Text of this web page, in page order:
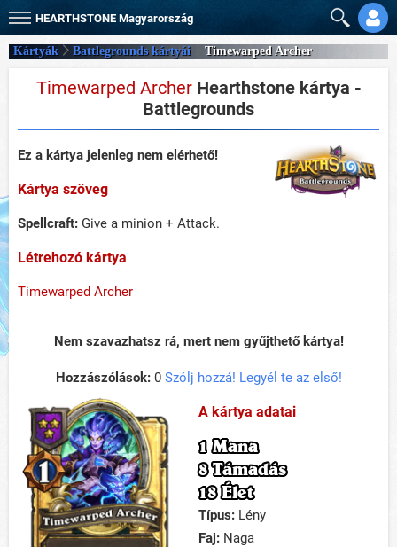
HEARTHSTONE Magyarország
Kártyák Battlegrounds kártyái Timewarped Archer
Timewarped ArcherHearthstone kártya -
Battlegrounds
Ez a kártya jelenleg nem elérhető!
Kártya szöveg
Spellcraft: Give a minion + Attack.
Létrehozó kártya
Timewarped Archer
Nem szavazhatsz rá, mert nem gyűjthető kártya!
Hozzászólások:0 Szólj hozzá! Legyél te az első!
A kártya adatai
1 Mana
8 Támadás
18 Élet
Típus: Lény
Faj: Naga